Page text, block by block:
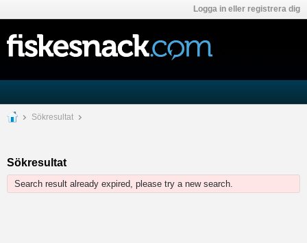
Logga in eller registrera dig
Sökresultat
Sökresultat
Search result already expired, please try a new search.